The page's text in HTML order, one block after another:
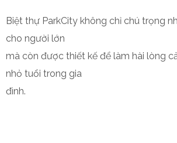
Biệt thự ParkCity không chỉ chú trọng
cho người lớn
mà còn được thiết kế để làm hài lòng
nhỏ tuổi trong gia
đình.